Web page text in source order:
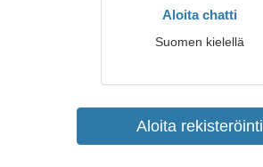
Aloita chatti
Suomen kielellä
Aloita rekisteröinti